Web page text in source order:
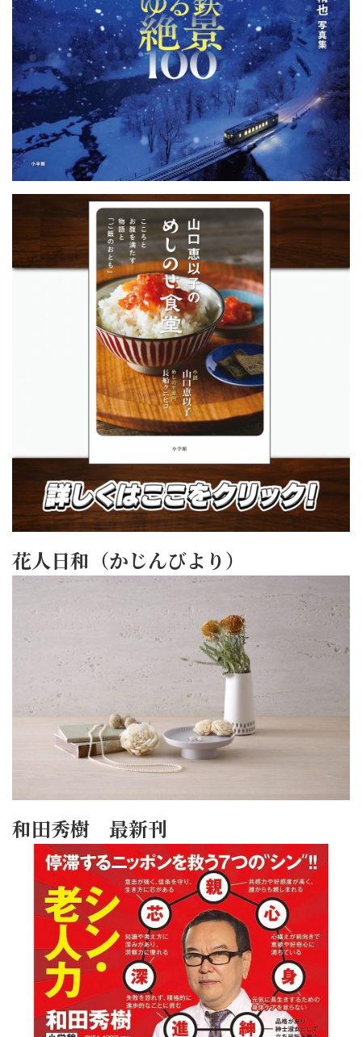
花人日和（かじんびより）
和田秀樹 最新刊